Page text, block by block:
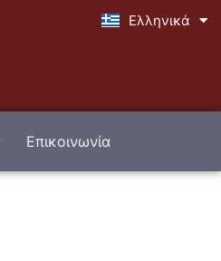
Ελληνικά
English
Επικοινωνία